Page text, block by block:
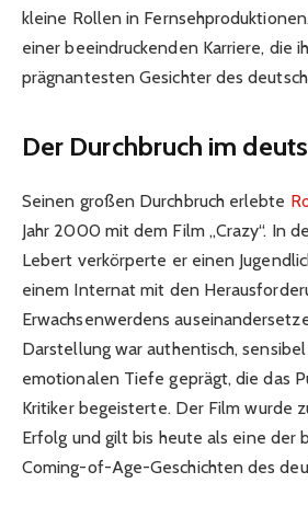
kleine Rollen in
einer beeindruckenden Karriere, die
prägnantesten Gesichter des
Der Durchbruch im
Seinen großen Durchbruch erlebte
Jahr 2000 mit dem Film „Crazy“. In
Lebert verkörperte er einen
einem Internat mit den
Erwachsenwerdens
Darstellung war authentisch,
emotionalen Tiefe geprägt, die das
Kritiker begeisterte. Der Film wurde
Erfolg und gilt bis heute als eine der
Coming-of-Age-Geschichten des